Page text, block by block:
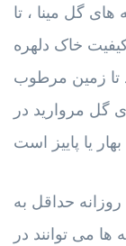
گل مینا ، تا
خاک دلهره
تا زمین مرطوب
گل مروارید در
حداقل به
می توانند در